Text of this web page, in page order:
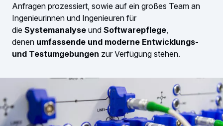
Anfragen prozessiert, sowie auf ein großes Team an
Ingenieurinnen und Ingenieuren für
die Systemanalyse und Softwarepflege
denen umfassende und moderne Entwicklungs-
und Testumgebungen zur Verfügung stehen.